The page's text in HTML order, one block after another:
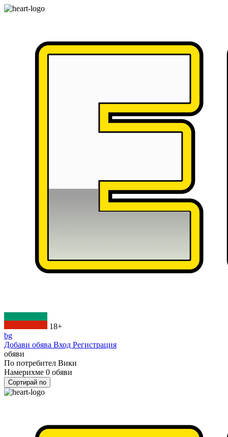
18+
bg
Добави обява Вход Регистрация
обяви
По потребител Вики
Намерихме 0 обяви
Сортирай по